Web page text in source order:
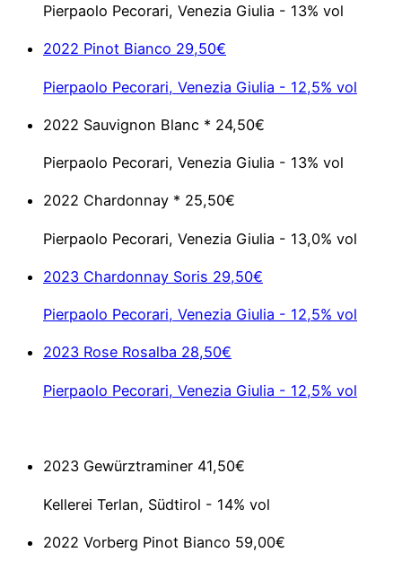
Pierpaolo Pecorari, Venezia Giulia - 13% vol
2022 Pinot Bianco 29,50€
Pierpaolo Pecorari, Venezia Giulia - 12,5% vol
2022 Sauvignon Blanc * 24,50€
Pierpaolo Pecorari, Venezia Giulia - 13% vol
2022 Chardonnay * 25,50€
Pierpaolo Pecorari, Venezia Giulia - 13,0% vol
2023 Chardonnay Soris 29,50€
Pierpaolo Pecorari, Venezia Giulia - 12,5% vol
2023 Rose Rosalba 28,50€
Pierpaolo Pecorari, Venezia Giulia - 12,5% vol
2023 Gewürztraminer 41,50€
Kellerei Terlan, Südtirol - 14% vol
2022 Vorberg Pinot Bianco 59,00€